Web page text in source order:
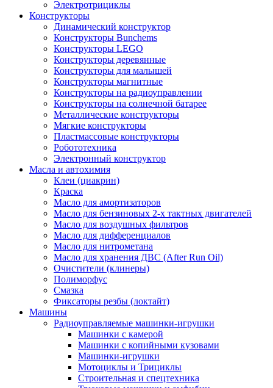
Электротрициклы
Конструкторы
Динамический конструктор
Конструкторы Bunchems
Конструкторы LEGO
Конструкторы деревянные
Конструкторы для малышей
Конструкторы магнитные
Конструкторы на радиоуправлении
Конструкторы на солнечной батарее
Металлические конструкторы
Мягкие конструкторы
Пластмассовые конструкторы
Робототехника
Электронный конструктор
Масла и автохимия
Клеи (циакрин)
Краска
Масло для амортизаторов
Масло для бензиновых 2-х тактных двигателей
Масло для воздушных фильтров
Масло для дифференциалов
Масло для нитрометана
Масло для хранения ДВС (After Run Oil)
Очистители (клинеры)
Полиморфус
Смазка
Фиксаторы резбы (локтайт)
Машины
Радиоуправляемые машинки-игрушки
Машинки с камерой
Машинки с копийными кузовами
Машинки-игрушки
Мотоциклы и Трициклы
Строительная и спецтехника